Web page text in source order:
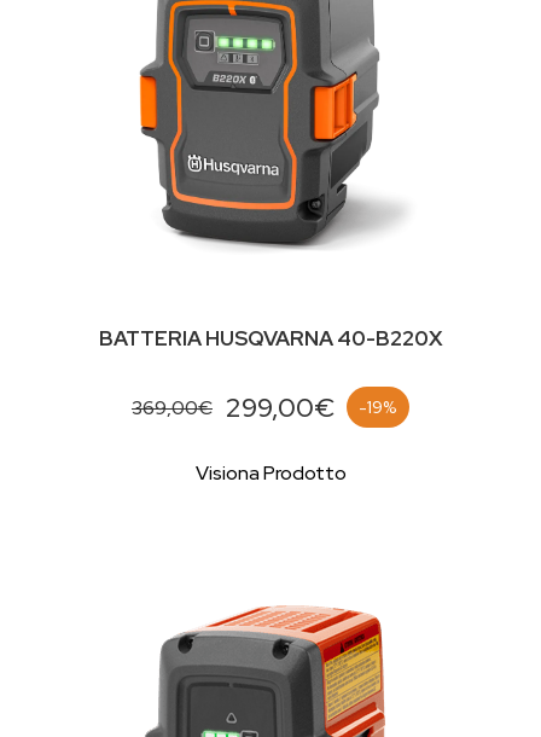
BATTERIA HUSQVARNA 40-B220X
369,00€ 299,00€ -19%
Visiona Prodotto